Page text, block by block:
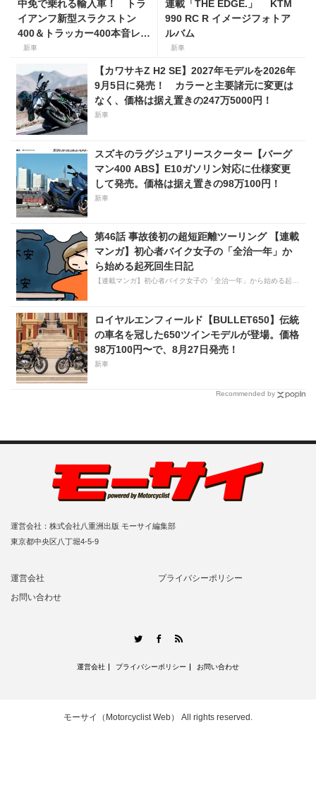
中免で乗れる輸入車！ トラ
イアンフ新型スラクストン
400＆トラッカー400本音レビ
ュー【身長154cmの足着き
新車
連載「THE EDGE.」 KTM
990 RC R イメージフォトア
ルバム
新車
【カワサキZ H2 SE】2027年モデルを2026年
9月5日に発売！ カラーと主要諸元に変更は
なく、価格は据え置きの247万5000円！
新車
スズキのラグジュアリースクーター【バーグ
マン400 ABS】E10ガソリン対応に仕様変更
して発売。価格は据え置きの98万100円！
新車
第46話 事故後初の超短距離ツーリング 【連載
マンガ】初心者バイク女子の「全治一年」か
ら始める起死回生日記
【連載マンガ】初心者バイク女子の「全治一年」から始める起死回生日記
ロイヤルエンフィールド【BULLET650】伝統
の車名を冠した650ツインモデルが登場。価格
98万100円〜で、8月27日発売！
新車
Recommended by
運営会社：株式会社八重洲出版 モーサイ編集部
東京都中央区八丁堀4-5-9
運営会社
プライバシーポリシー
お問い合わせ
TwitterFacebook
運営会社 プライバシーポリシー お問い合わせ
モーサイ（Motorcyclist Web） All rights reserved.